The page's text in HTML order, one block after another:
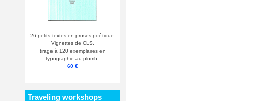
26 petits textes en proses poétique.
Vignettes de CLS.
tirage à 120 exemplaires en
typographie au plomb.
60 €
Traveling workshops